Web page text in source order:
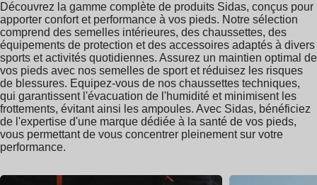
Découvrez la gamme complète de produits Sidas, conçus pour
apporter confort et performance à vos pieds. Notre sélection
comprend des semelles intérieures, des chaussettes, des
équipements de protection et des accessoires adaptés à divers
sports et activités quotidiennes. Assurez un maintien optimal de
vos pieds avec nos semelles de sport et réduisez les risques
de blessures. Equipez-vous de nos chaussettes techniques,
qui garantissent l'évacuation de l'humidité et minimisent les
frottements, évitant ainsi les ampoules. Avec Sidas, bénéficiez
de l'expertise d'une marque dédiée à la santé de vos pieds,
vous permettant de vous concentrer pleinement sur votre
performance.